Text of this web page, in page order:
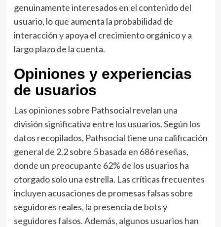
genuinamente interesados en el contenido del
usuario, lo que aumenta la probabilidad de
interacción y apoya el crecimiento orgánico y a
largo plazo de la cuenta.
Opiniones y experiencias
de usuarios
Las opiniones sobre Pathsocial revelan una
división significativa entre los usuarios. Según los
datos recopilados, Pathsocial tiene una calificación
general de 2.2 sobre 5 basada en 686 reseñas,
donde un preocupante 62% de los usuarios ha
otorgado solo una estrella. Las críticas frecuentes
incluyen acusaciones de promesas falsas sobre
seguidores reales, la presencia de bots y
seguidores falsos. Además, algunos usuarios han